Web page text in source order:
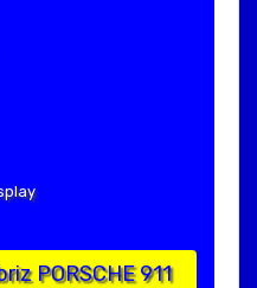
PORSCHE 911